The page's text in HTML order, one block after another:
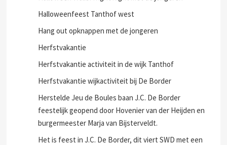
Halloweenfeest Tanthof west
Hang out opknappen met de jongeren
Herfstvakantie
Herfstvakantie activiteit in de wijk Tanthof
Herfstvakantie wijkactiviteit bij De Border
Herstelde Jeu de Boules baan J.C. De Border
feestelijk geopend door Hovenier van der Heijden en
burgermeester Marja van Bijsterveldt.
Het is feest in J.C. De Border, dit viert SWD met een